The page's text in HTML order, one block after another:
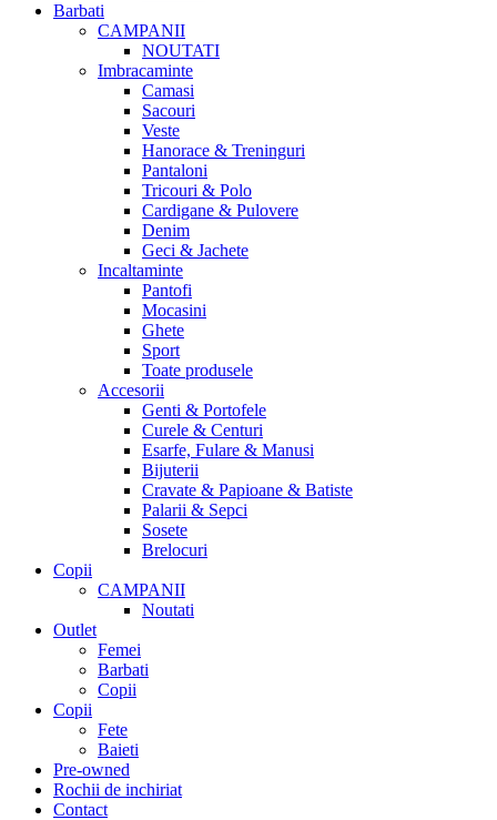
Barbati
CAMPANII
NOUTATI
Imbracaminte
Camasi
Sacouri
Veste
Hanorace & Treninguri
Pantaloni
Tricouri & Polo
Cardigane & Pulovere
Denim
Geci & Jachete
Incaltaminte
Pantofi
Mocasini
Ghete
Sport
Toate produsele
Accesorii
Genti & Portofele
Curele & Centuri
Esarfe, Fulare & Manusi
Bijuterii
Cravate & Papioane & Batiste
Palarii & Sepci
Sosete
Brelocuri
Copii
CAMPANII
Noutati
Outlet
Femei
Barbati
Copii
Copii
Fete
Baieti
Pre-owned
Rochii de inchiriat
Contact